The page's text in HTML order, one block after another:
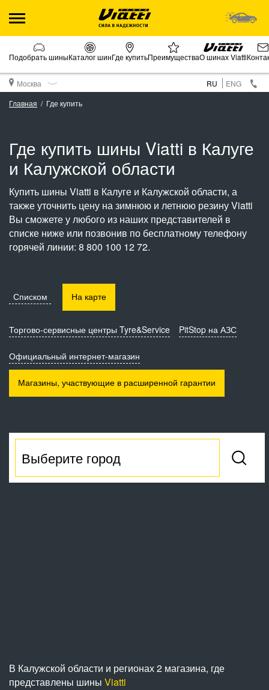
Подобрать шиныКаталог шинГде купитьПреимуществаО шинах Viatti
Москва RU
ENG
Главная
Где купить
Где купить шины Viatti в Калуге
и Калужской области
Купить шины Viatti в Калуге и Калужской области, а
также уточнить цену на зимнюю и летнюю резину Viatti
Вы сможете у любого из наших представителей в
списке ниже или позвонив по бесплатному телефону
горячей линии: 8 800 100 12 72.
Списком На карте
Торгово-сервисные центры Tyre&Service PitStop на АЗС
Официальный интернет-магазин
Магазины, участвующие в расширенной гарантии
В Калужской области и регионах 2 магазина, где
представлены шины Viatti